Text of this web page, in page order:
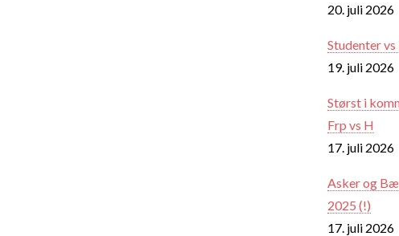
20. juli 2026
Studenter
19. juli 2026
Størst i
Frp vs H
17. juli 2026
Asker og
2025 (!)
17. juli 2026